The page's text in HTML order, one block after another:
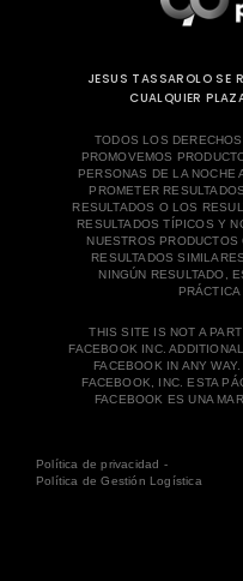
JESUS TASSAROLO SE
CUALQUIER
TODOS LOS
PROMOVEMOS
PERSONAS DE LA NOCHE
PROMETER
RESULTADOS O LOS
RESULTADOS TÍPICOS Y
NUESTROS
RESULTADOS
NINGÚN RESULTADO,
THIS SITE IS NOT A
FACEBOOK INC.
FACEBOOK IN ANY
FACEBOOK, INC. ESTA
FACEBOOK ES UNA
Política de privacidad -
Política de Gestión Logística